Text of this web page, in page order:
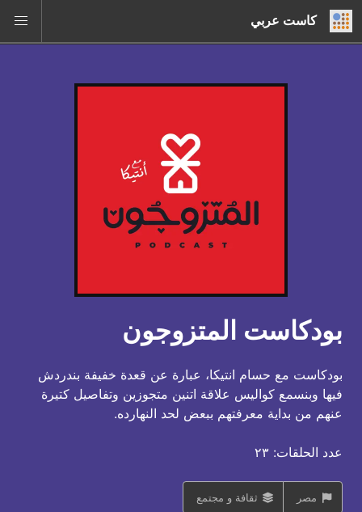
كاست عربي
بودكاست المتزوجون
بودكاست مع حسام انتيكا، عبارة عن قعدة خفيفة بندردش
فيها وبنسمع كواليس علاقة اتنين متجوزين وتفاصيل كتيرة
عنهم من بداية معرفتهم ببعض لحد النهارده.
عدد الحلقات: ٢٣
مصر ثقافة و مجتمع